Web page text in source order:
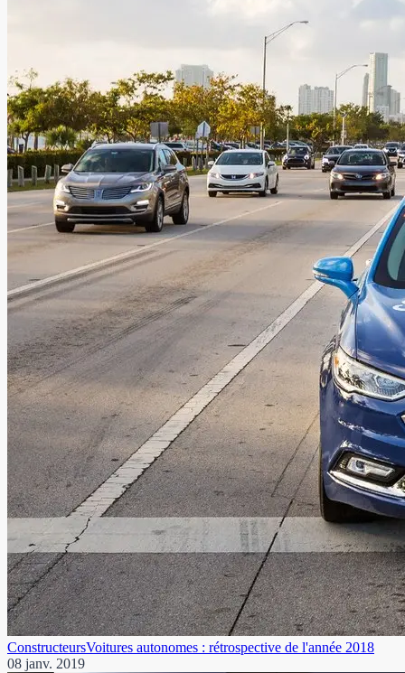
ConstructeursVoitures autonomes : rétrospective de l'année 2018
08 janv. 2019